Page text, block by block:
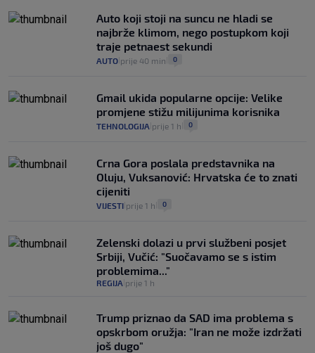
Auto koji stoji na suncu ne hladi se
najbrže klimom, nego postupkom koji
traje petnaest sekundi
AUTO prije 40 min 0
Gmail ukida popularne opcije: Velike
promjene stižu milijunima korisnika
TEHNOLOGIJA prije 1 h 0
Crna Gora poslala predstavnika na
Oluju, Vuksanović: Hrvatska će to znati
cijeniti
VIJESTI prije 1 h 0
Zelenski dolazi u prvi službeni posjet
Srbiji, Vučić: "Suočavamo se s istim
problemima..."
REGIJA prije 1 h
Trump priznao da SAD ima problema s
opskrbom oružja: "Iran ne može izdržati
još dugo"